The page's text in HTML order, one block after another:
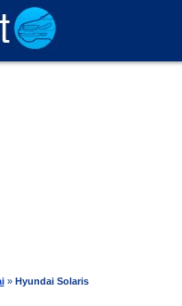
» Hyundai Solaris